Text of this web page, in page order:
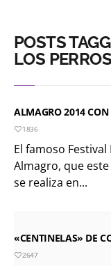
POSTS
LOS
ALMAGRO 2014
1836
El famoso
Almagro, que
se realiza en...
«CENTINELAS» DE
2647